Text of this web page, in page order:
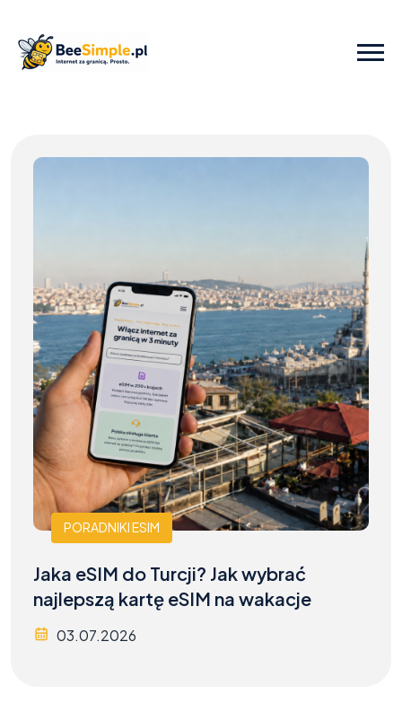
PORADNIKI ESIM
Jaka eSIM do Turcji? Jak wybrać
najlepszą kartę eSIM na wakacje
03.07.2026